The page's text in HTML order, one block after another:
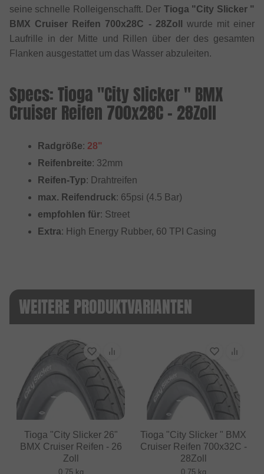
seine schnelle Rolleigenschafft. Der Tioga "City Slicker "
BMX Cruiser Reifen 700x28C - 28Zoll
wurde mit einer
Laufrille in der Mitte und Rillen über der des gesamten
Flanken ausgestattet um das Wasser abzuleiten.
Specs: Tioga "City Slicker " BMX
Cruiser Reifen 700x28C - 28Zoll
Radgröße: 28"
Reifenbreite: 32mm
Reifen-Typ: Drahtreifen
max. Reifendruck: 65psi (4.5 Bar)
empfohlen für: Street
Extra: High Energy Rubber, 60 TPI Casing
WEITERE PRODUKTVARIANTEN
Tioga "City Slicker 26"
BMX Cruiser Reifen - 26
Zoll
0.75 kg
Tioga "City Slicker " BMX
Cruiser Reifen 700x32C -
28Zoll
0.75 kg